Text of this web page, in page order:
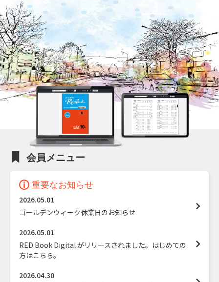
会員メニュー
重要なお知らせ
2026.05.01
ゴールデンウィーク休業日のお知らせ
2026.05.01
RED Book Digital がリリースされました。はじめての
方はこちら。
2026.04.30